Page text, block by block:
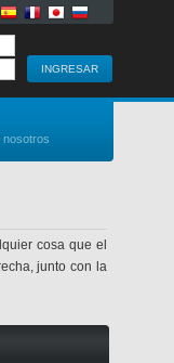
nosotros
cosa que el
junto con la